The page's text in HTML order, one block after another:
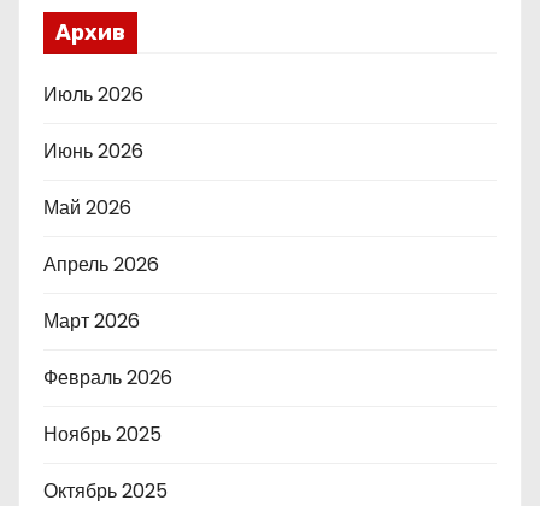
Архив
Июль 2026
Июнь 2026
Май 2026
Апрель 2026
Март 2026
Февраль 2026
Ноябрь 2025
Октябрь 2025